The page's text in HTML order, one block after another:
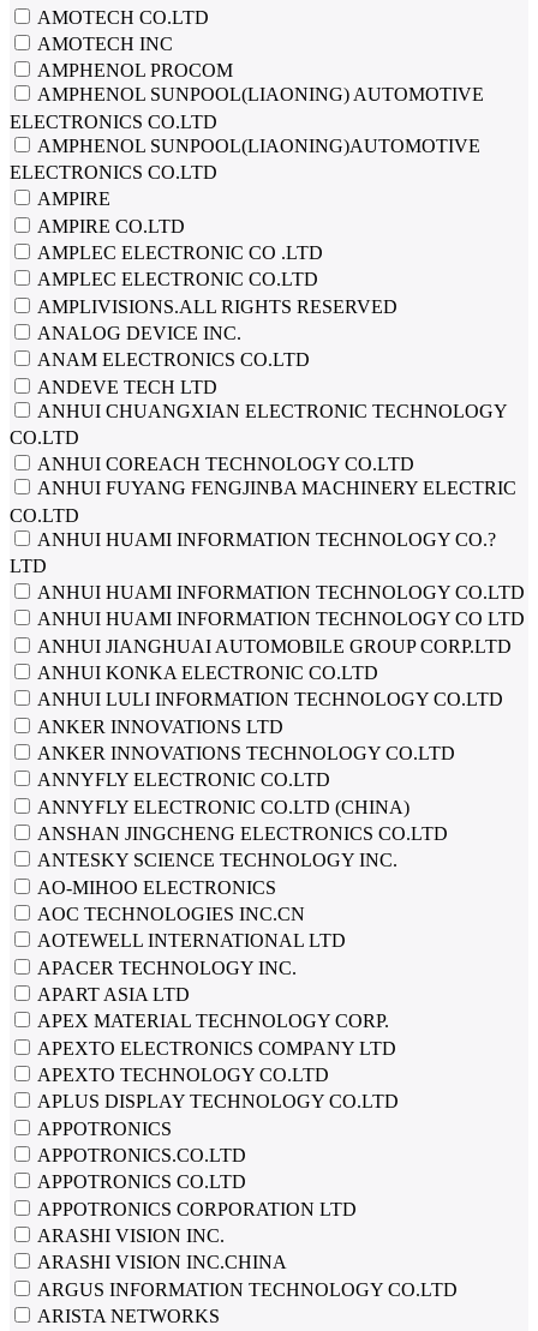
AMOTECH CO.LTD
AMOTECH INC
AMPHENOL PROCOM
AMPHENOL SUNPOOL(LIAONING) AUTOMOTIVE
ELECTRONICS CO.LTD
AMPHENOL SUNPOOL(LIAONING)AUTOMOTIVE
ELECTRONICS CO.LTD
AMPIRE
AMPIRE CO.LTD
AMPLEC ELECTRONIC CO .LTD
AMPLEC ELECTRONIC CO.LTD
AMPLIVISIONS.ALL RIGHTS RESERVED
ANALOG DEVICE INC.
ANAM ELECTRONICS CO.LTD
ANDEVE TECH LTD
ANHUI CHUANGXIAN ELECTRONIC TECHNOLOGY
CO.LTD
ANHUI COREACH TECHNOLOGY CO.LTD
ANHUI FUYANG FENGJINBA MACHINERY ELECTRIC
CO.LTD
ANHUI HUAMI INFORMATION TECHNOLOGY CO.?
LTD
ANHUI HUAMI INFORMATION TECHNOLOGY CO.LTD
ANHUI HUAMI INFORMATION TECHNOLOGY CO LTD
ANHUI JIANGHUAI AUTOMOBILE GROUP CORP.LTD
ANHUI KONKA ELECTRONIC CO.LTD
ANHUI LULI INFORMATION TECHNOLOGY CO.LTD
ANKER INNOVATIONS LTD
ANKER INNOVATIONS TECHNOLOGY CO.LTD
ANNYFLY ELECTRONIC CO.LTD
ANNYFLY ELECTRONIC CO.LTD (CHINA)
ANSHAN JINGCHENG ELECTRONICS CO.LTD
ANTESKY SCIENCE TECHNOLOGY INC.
AO-MIHOO ELECTRONICS
AOC TECHNOLOGIES INC.CN
AOTEWELL INTERNATIONAL LTD
APACER TECHNOLOGY INC.
APART ASIA LTD
APEX MATERIAL TECHNOLOGY CORP.
APEXTO ELECTRONICS COMPANY LTD
APEXTO TECHNOLOGY CO.LTD
APLUS DISPLAY TECHNOLOGY CO.LTD
APPOTRONICS
APPOTRONICS.CO.LTD
APPOTRONICS CO.LTD
APPOTRONICS CORPORATION LTD
ARASHI VISION INC.
ARASHI VISION INC.CHINA
ARGUS INFORMATION TECHNOLOGY CO.LTD
ARISTA NETWORKS